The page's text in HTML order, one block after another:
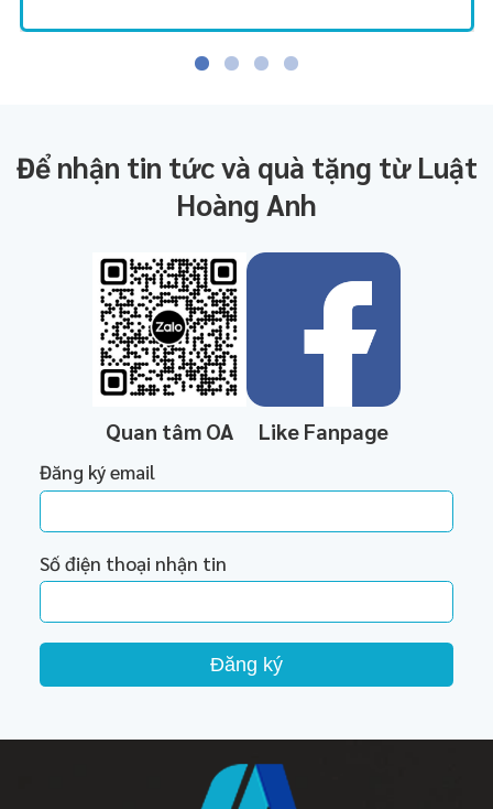
Để nhận tin tức và quà tặng từ Luật
Hoàng Anh
Quan tâm OA Like Fanpage
Đăng ký email
Số điện thoại nhận tin
Đăng ký